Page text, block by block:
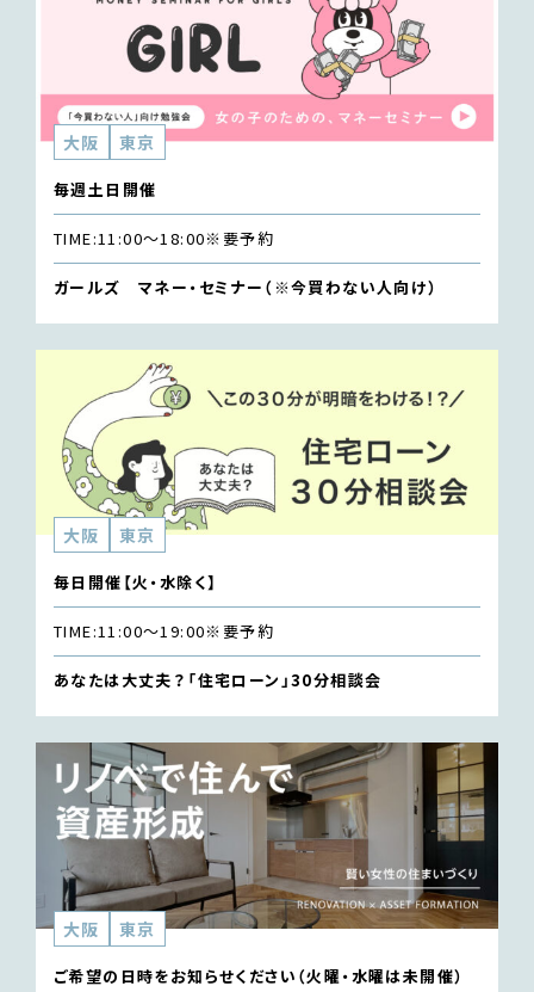
大阪 東京
毎週土日開催
TIME:11:00〜18:00※要予約
ガールズ マネー・セミナー（※今買わない人向け）
大阪 東京
毎日開催【火・水除く】
TIME:11:00〜19:00※要予約
あなたは大丈夫？「住宅ローン」30分相談会
大阪 東京
ご希望の日時をお知らせください（火曜・水曜は未開催）